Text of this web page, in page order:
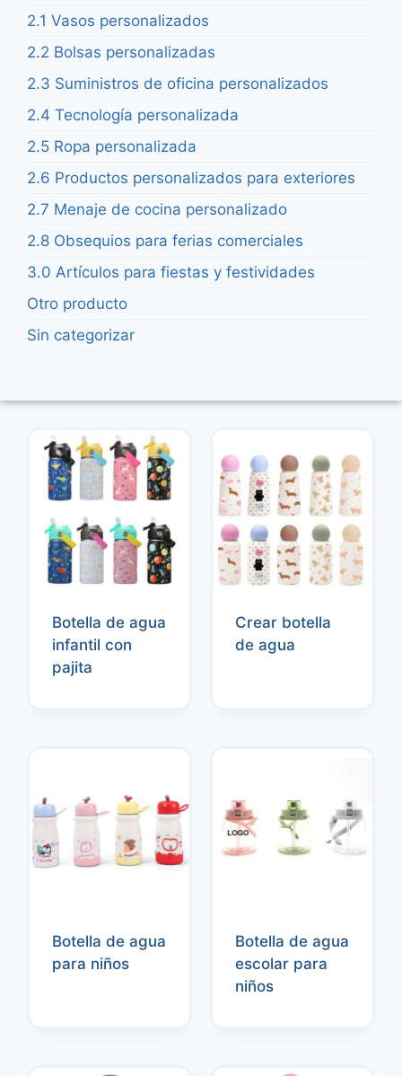
2.1 Vasos personalizados
2.2 Bolsas personalizadas
2.3 Suministros de oficina personalizados
2.4 Tecnología personalizada
2.5 Ropa personalizada
2.6 Productos personalizados para exteriores
2.7 Menaje de cocina personalizado
2.8 Obsequios para ferias comerciales
3.0 Artículos para fiestas y festividades
Otro producto
Sin categorizar
Botella de agua
infantil con
pajita
Crear botella
de agua
Botella de agua
para niños
Botella de agua
escolar para
niños